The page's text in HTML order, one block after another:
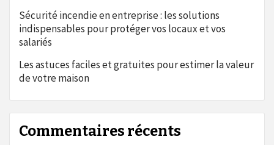
Sécurité incendie en entreprise : les solutions
indispensables pour protéger vos locaux et vos
salariés
Les astuces faciles et gratuites pour estimer la valeur
de votre maison
Commentaires récents